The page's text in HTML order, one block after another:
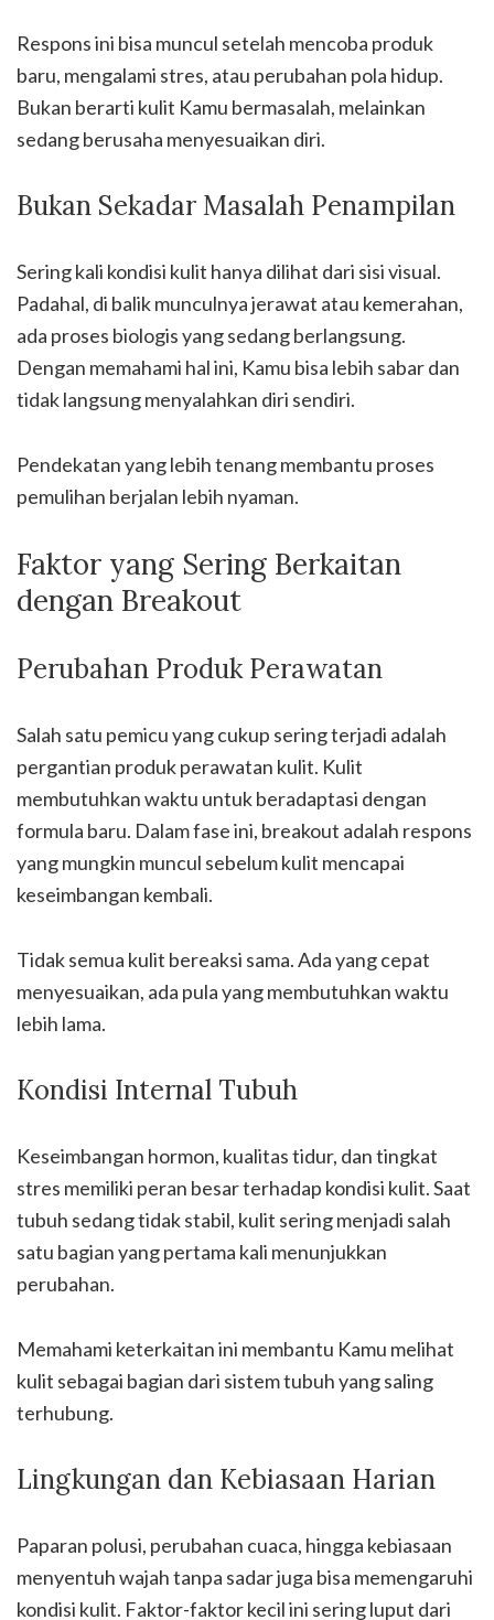
Respons ini bisa muncul setelah mencoba produk
baru, mengalami stres, atau perubahan pola hidup.
Bukan berarti kulit Kamu bermasalah, melainkan
sedang berusaha menyesuaikan diri.
Bukan Sekadar Masalah Penampilan
Sering kali kondisi kulit hanya dilihat dari sisi visual.
Padahal, di balik munculnya jerawat atau kemerahan,
ada proses biologis yang sedang berlangsung.
Dengan memahami hal ini, Kamu bisa lebih sabar dan
tidak langsung menyalahkan diri sendiri.
Pendekatan yang lebih tenang membantu proses
pemulihan berjalan lebih nyaman.
Faktor yang Sering Berkaitan
dengan Breakout
Perubahan Produk Perawatan
Salah satu pemicu yang cukup sering terjadi adalah
pergantian produk perawatan kulit. Kulit
membutuhkan waktu untuk beradaptasi dengan
formula baru. Dalam fase ini, breakout adalah respons
yang mungkin muncul sebelum kulit mencapai
keseimbangan kembali.
Tidak semua kulit bereaksi sama. Ada yang cepat
menyesuaikan, ada pula yang membutuhkan waktu
lebih lama.
Kondisi Internal Tubuh
Keseimbangan hormon, kualitas tidur, dan tingkat
stres memiliki peran besar terhadap kondisi kulit. Saat
tubuh sedang tidak stabil, kulit sering menjadi salah
satu bagian yang pertama kali menunjukkan
perubahan.
Memahami keterkaitan ini membantu Kamu melihat
kulit sebagai bagian dari sistem tubuh yang saling
terhubung.
Lingkungan dan Kebiasaan Harian
Paparan polusi, perubahan cuaca, hingga kebiasaan
menyentuh wajah tanpa sadar juga bisa memengaruhi
kondisi kulit. Faktor-faktor kecil ini sering luput dari